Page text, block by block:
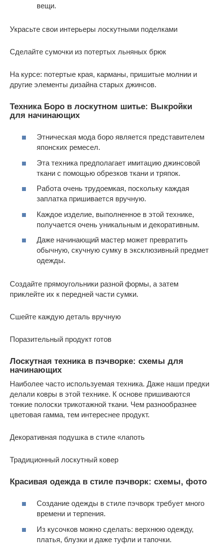
вещи.
Украсьте свои интерьеры лоскутными поделками
Сделайте сумочки из потертых льняных брюк
На курсе: потертые края, карманы, пришитые молнии и
другие элементы дизайна старых джинсов.
Техника Боро в лоскутном шитье: Выкройки
для начинающих
Этническая мода боро является представителем
японских ремесел.
Эта техника предполагает имитацию джинсовой
ткани с помощью обрезков ткани и тряпок.
Работа очень трудоемкая, поскольку каждая
заплатка пришивается вручную.
Каждое изделие, выполненное в этой технике,
получается очень уникальным и декоративным.
Даже начинающий мастер может превратить
обычную, скучную сумку в эксклюзивный предмет
одежды.
Создайте прямоугольники разной формы, а затем
приклейте их к передней части сумки.
Сшейте каждую деталь вручную
Поразительный продукт готов
Лоскутная техника в пэчворке: схемы для
начинающих
Наиболее часто используемая техника. Даже наши предки
делали ковры в этой технике. К основе пришиваются
тонкие полоски трикотажной ткани. Чем разнообразнее
цветовая гамма, тем интереснее продукт.
Декоративная подушка в стиле «лапоть
Традиционный лоскутный ковер
Красивая одежда в стиле пэчворк: схемы, фото
Создание одежды в стиле пэчворк требует много
времени и терпения.
Из кусочков можно сделать: верхнюю одежду,
платья, блузки и даже туфли и тапочки.